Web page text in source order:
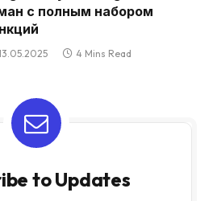
с полным набором
4 Mins Read
to Updates